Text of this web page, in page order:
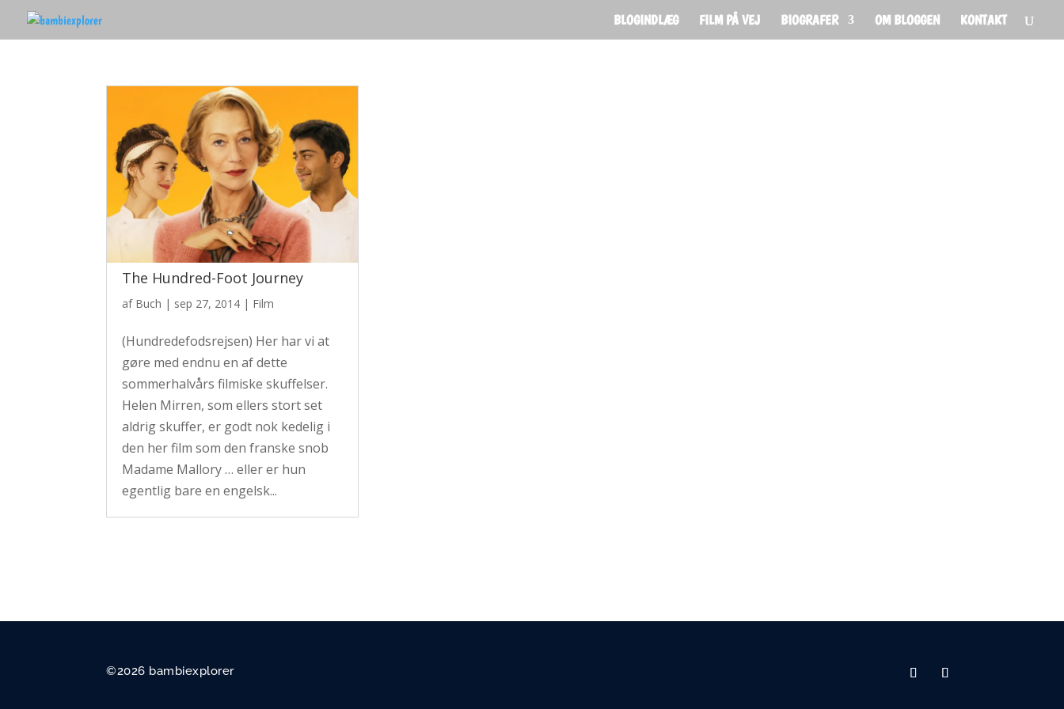
BLOGINDLÆG FILM PÅ VEJ BIOGRAFER OM BLOGGEN KONTAKT
The Hundred-Foot Journey
af Buch | sep 27, 2014 | Film
(Hundredefodsrejsen) Her har vi at
gøre med endnu en af dette
sommerhalvårs filmiske skuffelser.
Helen Mirren, som ellers stort set
aldrig skuffer, er godt nok kedelig i
den her film som den franske snob
Madame Mallory … eller er hun
egentlig bare en engelsk...
©2026 bambiexplorer